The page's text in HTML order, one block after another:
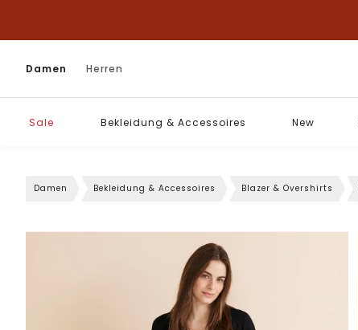
Damen Herren
Sale Bekleidung & Accessoires New
Damen Bekleidung & Accessoires Blazer & Overshirts